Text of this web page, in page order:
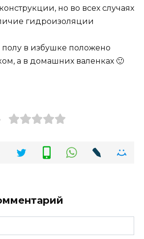
но во всех случаях
гидроизоляции
полу в избушке положено
а в домашних валенках 🙂